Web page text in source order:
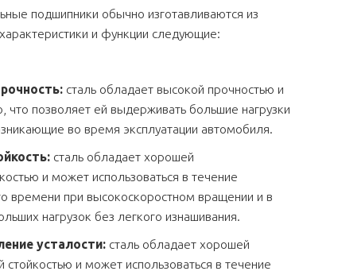
подшипники обычно изготавливаются из
и функции следующие:
сталь обладает высокой прочностью и
что позволяет ей выдерживать большие нагрузки
во время эксплуатации автомобиля.
сталь обладает хорошей
и может использоваться в течение
времени при высокоскоростном вращении и в
нагрузок без легкого изнашивания.
усталости: сталь обладает хорошей
стойкостью и может использоваться в течение